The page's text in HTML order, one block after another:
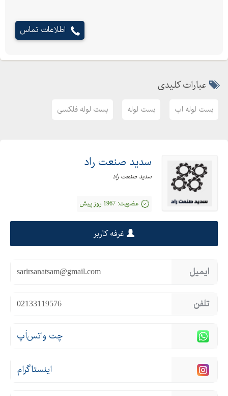
اطلاعات تماس
عبارات کلیدی
بست لوله اب بست لوله بست لوله فلکسی
سدید صنعت راد
سدید صنعت راد
عضویت: 1967 روز پیش
غرفه کاربر
ایمیل sarirsanatsam@gmail.com
تلفن 02133119576
چت واتس‌اَپ
اینستاگرام